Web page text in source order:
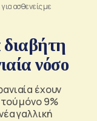
ασθενείς με
διαβήτη
νόσο
έχουν
μόνο 9%
γαλλική